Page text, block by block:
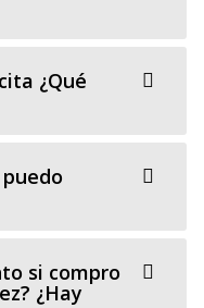
¿Qué
si compro
¿Hay